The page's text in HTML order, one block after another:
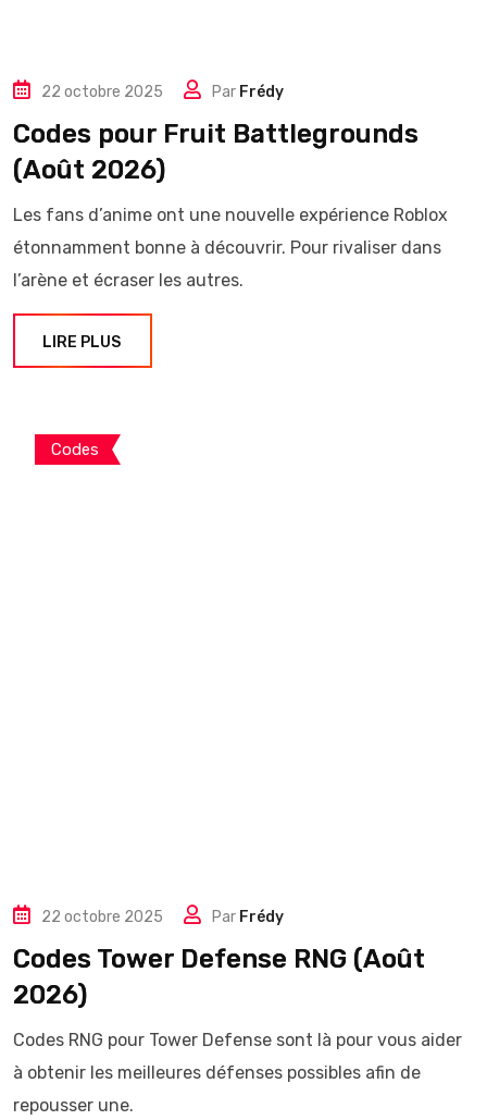
22 octobre 2025 Par Frédy
Codes pour Fruit Battlegrounds
(Août 2026)
Les fans d’anime ont une nouvelle expérience Roblox
étonnamment bonne à découvrir. Pour rivaliser dans
l’arène et écraser les autres.
LIRE PLUS
Codes
22 octobre 2025 Par Frédy
Codes Tower Defense RNG (Août
2026)
Codes RNG pour Tower Defense sont là pour vous aider
à obtenir les meilleures défenses possibles afin de
repousser une.